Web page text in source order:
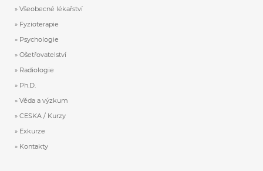
Všeobecné lékařství
Fyzioterapie
Psychologie
Ošetřovatelství
Radiologie
Ph.D.
Věda a výzkum
CESKA / Kurzy
Exkurze
Kontakty